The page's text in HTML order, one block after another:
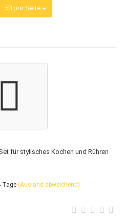
50 pro Seite
pro Seite
für stylisches Kochen und Rühren
Tage (Ausland abweichend)